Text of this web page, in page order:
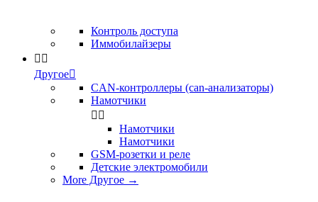
Контроль доступа
Иммобилайзеры
 
Другое
CAN-контроллеры (can-анализаторы)
Намотчики
 
Намотчики
Намотчики
GSM-розетки и реле
Детские электромобили
More Другое →